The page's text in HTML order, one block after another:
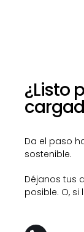
¿Listo
Da el paso
sostenible.
Déjanos tus
posible. O,